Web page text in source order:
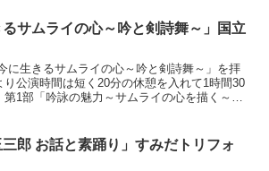
サムライの心～吟と剣詩舞～」国立
に生きるサムライの心～吟と剣詩舞～」を拝
り公演時間は短く20分の休憩を入れて1時間30
1部「吟詠の魅力～サムライの心を描く～」
郎 お話と素踊り」すみだトリフォ